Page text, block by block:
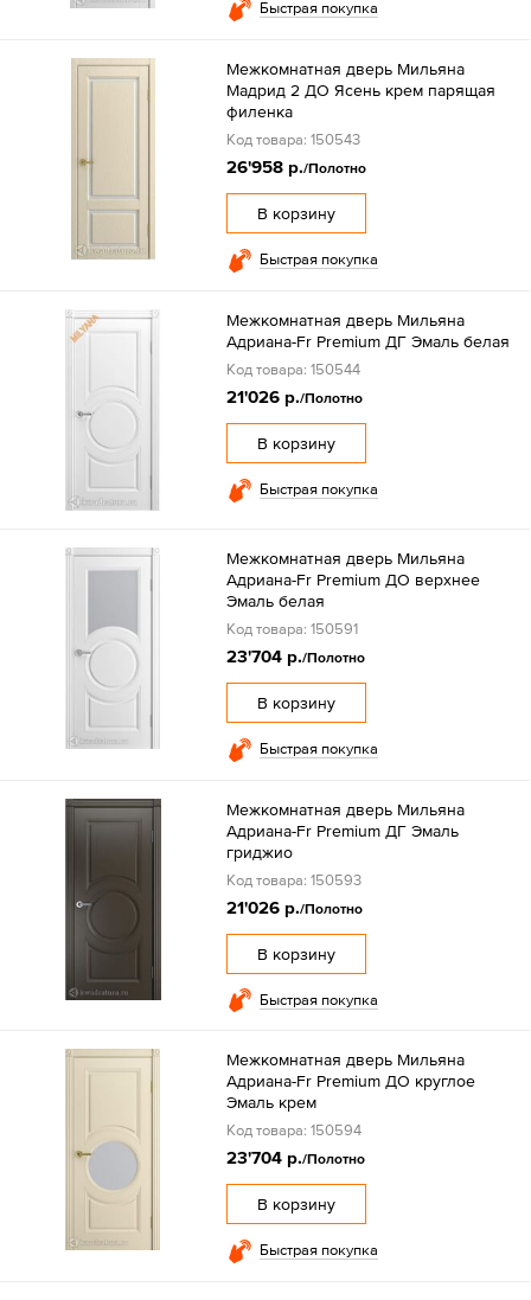
Быстрая покупка
Межкомнатная дверь Мильяна
Мадрид 2 ДО Ясень крем парящая
филенка
Код товара: 150543
26'958 р./Полотно
В корзину
Быстрая покупка
Межкомнатная дверь Мильяна
Адриана-Fr Premium ДГ Эмаль белая
Код товара: 150544
21'026 р./Полотно
В корзину
Быстрая покупка
Межкомнатная дверь Мильяна
Адриана-Fr Premium ДО верхнее
Эмаль белая
Код товара: 150591
23'704 р./Полотно
В корзину
Быстрая покупка
Межкомнатная дверь Мильяна
Адриана-Fr Premium ДГ Эмаль
гриджио
Код товара: 150593
21'026 р./Полотно
В корзину
Быстрая покупка
Межкомнатная дверь Мильяна
Адриана-Fr Premium ДО круглое
Эмаль крем
Код товара: 150594
23'704 р./Полотно
В корзину
Быстрая покупка